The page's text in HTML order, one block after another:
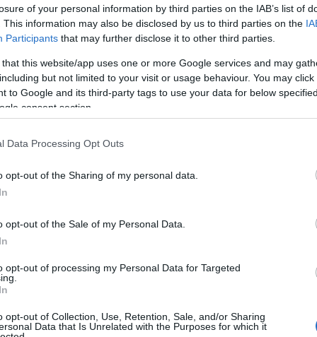
of your personal information by third parties on the IAB’s list of
This information may also be disclosed by us to third parties on the
Participants that may further disclose it to other third parties.
that this website/app uses one or more Google services and may
but not limited to your visit or usage behaviour. You may
to Google and its third-party tags to use your data for below
consent section.
Data Processing Opt Outs
opt-out of the Sharing of my personal data.
opt-out of the Sale of my Personal Data.
opt-out of processing my Personal Data for Targeted
opt-out of Collection, Use, Retention, Sale, and/or Sharing
Data that Is Unrelated with the Purposes for which it
l’accordo di code-share con Bulgaria
ancora una volta questo stretto
di questa preziosa partnership.Data la
in questo momento, siamo davvero grati
del network.
Air Italy, così come quelli di altre
in linea con le direttive degli enti
cliccando qui